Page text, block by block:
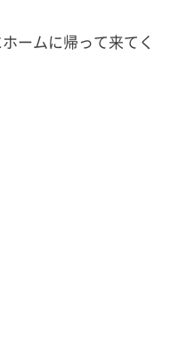
ームに帰って来てく